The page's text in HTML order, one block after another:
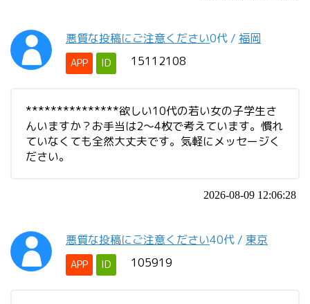
悪質な投稿にご注意ください0代 / 福岡
APP ID 15112108
***************欲しい10代の若い女の子学生さ
んいますか？お手当は2〜4枚で考えています。慣れ
ていなくても全然大丈夫です。気軽にメッセージく
ださい。
2026-08-09 12:06:28
悪質な投稿にご注意ください40代 / 東京
APP ID 105919